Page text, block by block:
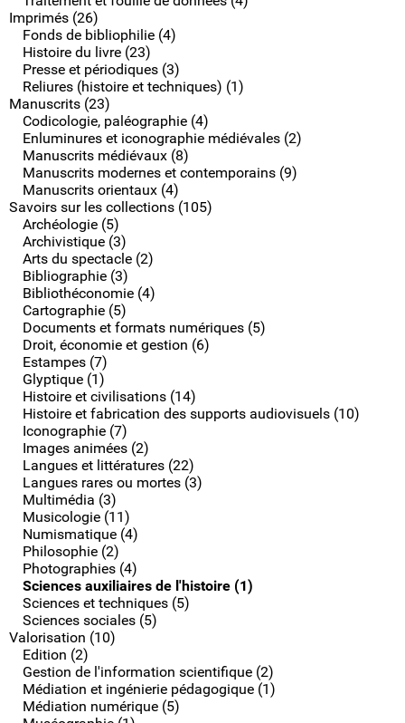
Imprimés (26)
Fonds de bibliophilie (4)
Histoire du livre (23)
Presse et périodiques (3)
Reliures (histoire et techniques) (1)
Manuscrits (23)
Codicologie, paléographie (4)
Enluminures et iconographie médiévales (2)
Manuscrits médiévaux (8)
Manuscrits modernes et contemporains (9)
Manuscrits orientaux (4)
Savoirs sur les collections (105)
Archéologie (5)
Archivistique (3)
Arts du spectacle (2)
Bibliographie (3)
Bibliothéconomie (4)
Cartographie (5)
Documents et formats numériques (5)
Droit, économie et gestion (6)
Estampes (7)
Glyptique (1)
Histoire et civilisations (14)
Histoire et fabrication des supports audiovisuels (10)
Iconographie (7)
Images animées (2)
Langues et littératures (22)
Langues rares ou mortes (3)
Multimédia (3)
Musicologie (11)
Numismatique (4)
Philosophie (2)
Photographies (4)
Sciences auxiliaires de l'histoire (1)
Sciences et techniques (5)
Sciences sociales (5)
Valorisation (10)
Edition (2)
Gestion de l'information scientifique (2)
Médiation et ingénierie pédagogique (1)
Médiation numérique (5)